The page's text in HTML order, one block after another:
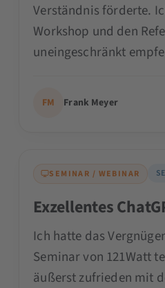
Verständnis förderte.
Workshop und den
uneingeschränkt
FM Frank Meyer
SEMINAR / WEBINAR
Exzellentes
Ich hatte das
Seminar von 121Watt
äußerst zufrieden mit